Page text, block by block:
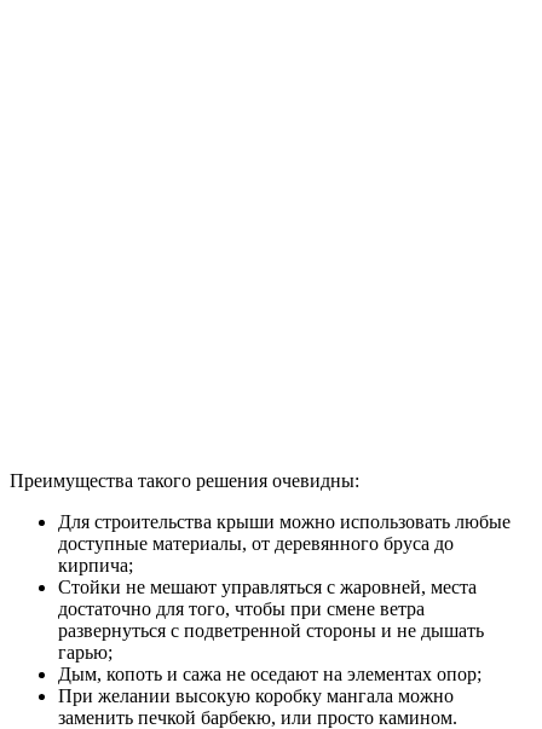
Преимущества такого решения очевидны:
Для строительства крыши можно использовать любые
доступные материалы, от деревянного бруса до
кирпича;
Стойки не мешают управляться с жаровней, места
достаточно для того, чтобы при смене ветра
развернуться с подветренной стороны и не дышать
гарью;
Дым, копоть и сажа не оседают на элементах опор;
При желании высокую коробку мангала можно
заменить печкой барбекю, или просто камином.